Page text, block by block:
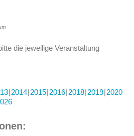
die jeweilige Veranstaltung
2014 2015 2016 2018 2019 2020